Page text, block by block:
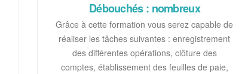
Débouchés : nombreux
Grâce à cette formation vous serez capable de
réaliser les tâches suivantes : enregistrement
des différentes opérations, clôture des
comptes, établissement des feuilles de paie,